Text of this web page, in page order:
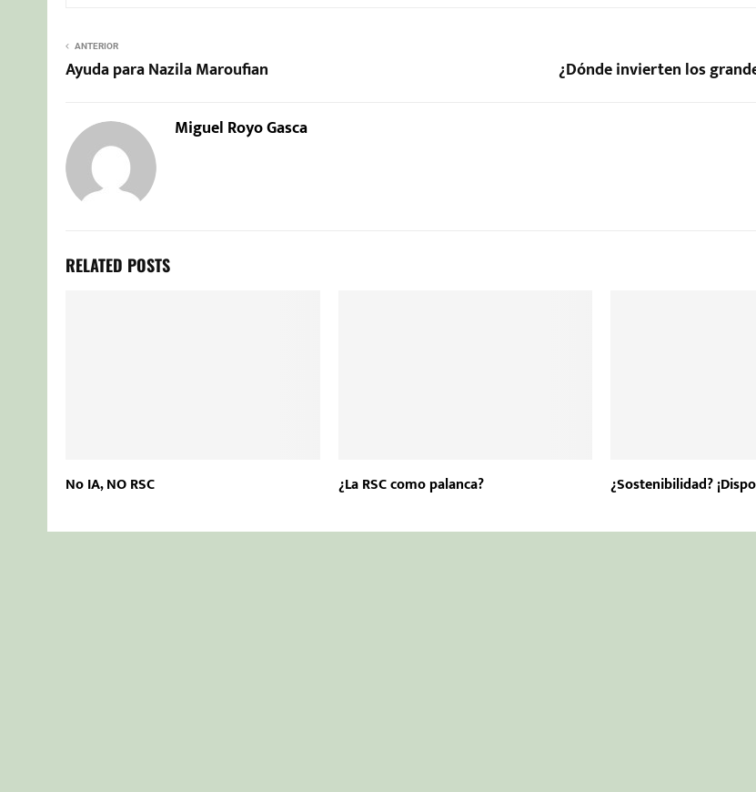
ANTERIOR
Ayuda para Nazila Maroufian ¿Dónde invierten los
Miguel Royo Gasca
RELATED POSTS
No IA, NO RSC ¿La RSC como palanca? ¿Sostenibilidad?